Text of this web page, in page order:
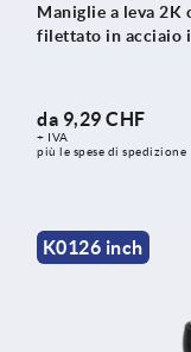
Maniglie a leva
filettato in acciaio
da 9,29 CHF
+ IVA
più le spese di spedizione
K0126 inch